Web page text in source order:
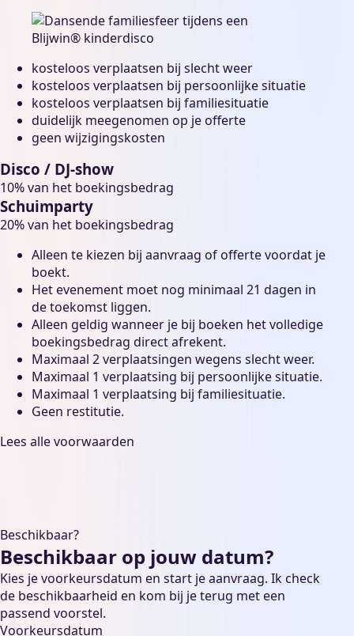
kosteloos verplaatsen bij slecht weer
kosteloos verplaatsen bij persoonlijke situatie
kosteloos verplaatsen bij familiesituatie
duidelijk meegenomen op je offerte
geen wijzigingskosten
Disco / DJ-show
10% van het boekingsbedrag
Schuimparty
20% van het boekingsbedrag
Alleen te kiezen bij aanvraag of offerte voordat je
boekt.
Het evenement moet nog minimaal 21 dagen in
de toekomst liggen.
Alleen geldig wanneer je bij boeken het volledige
boekingsbedrag direct afrekent.
Maximaal 2 verplaatsingen wegens slecht weer.
Maximaal 1 verplaatsing bij persoonlijke situatie.
Maximaal 1 verplaatsing bij familiesituatie.
Geen restitutie.
Lees alle voorwaarden
Beschikbaar?
Beschikbaar op jouw datum?
Kies je voorkeursdatum en start je aanvraag. Ik check
de beschikbaarheid en kom bij je terug met een
passend voorstel.
Voorkeursdatum